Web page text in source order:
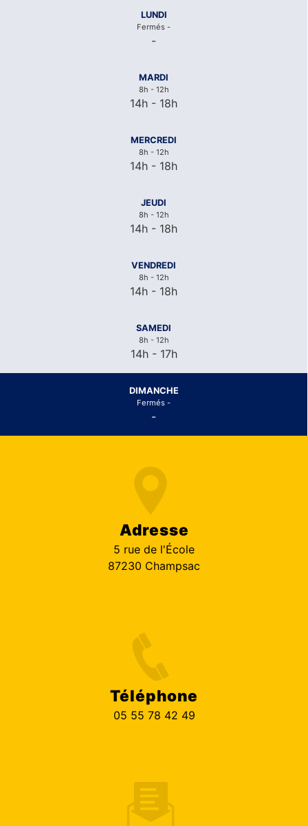
LUNDI
Fermés -
-
MARDI
8h - 12h
14h - 18h
MERCREDI
8h - 12h
14h - 18h
JEUDI
8h - 12h
14h - 18h
VENDREDI
8h - 12h
14h - 18h
SAMEDI
8h - 12h
14h - 17h
DIMANCHE
Fermés -
-
Adresse
5 rue de l'École
87230 Champsac
Téléphone
05 55 78 42 49